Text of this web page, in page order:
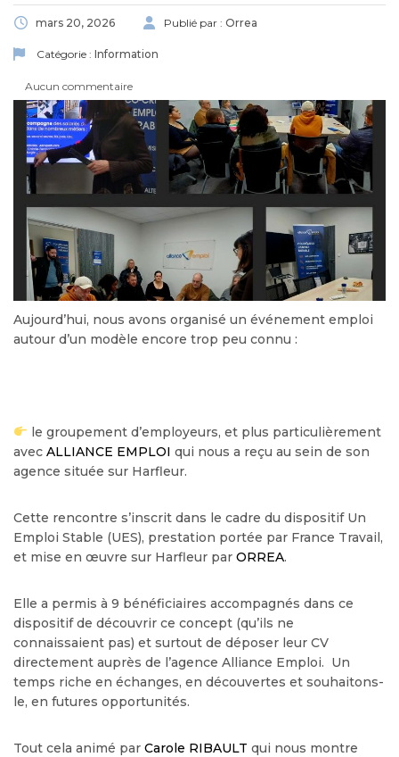
mars 20, 2026 Publié par : Orrea
Catégorie : Information
Aucun commentaire
Aujourd’hui, nous avons organisé un événement emploi
autour d’un modèle encore trop peu connu :
le groupement d’employeurs, et plus particulièrement
avec ALLIANCE EMPLOI qui nous a reçu au sein de son
agence située sur Harfleur.
Cette rencontre s’inscrit dans le cadre du dispositif Un
Emploi Stable (UES), prestation portée par France Travail,
et mise en œuvre sur Harfleur par ORREA.
Elle a permis à 9 bénéficiaires accompagnés dans ce
dispositif de découvrir ce concept (qu’ils ne
connaissaient pas) et surtout de déposer leur CV
directement auprès de l’agence Alliance Emploi. Un
temps riche en échanges, en découvertes et souhaitons-
le, en futures opportunités.
Tout cela animé par Carole RIBAULT qui nous montre